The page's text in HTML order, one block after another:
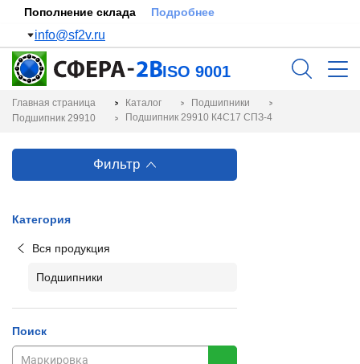
Пополнение склада Подробнее
info@sf2v.ru
ISO 9001
Главная страница Каталог
Подшипники
Подшипник 29910
Подшипник 29910 К4С17 СПЗ-4
Фильтр
Категория
Вся продукция
Подшипники
Поиск